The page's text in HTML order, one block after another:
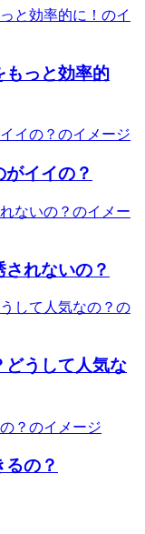
もっと効率的
イイの？
れないの？
どうして人気な
の？